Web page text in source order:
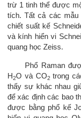
trừ 1 tinh thể được
tích. Tất cả các
chiết suất kế
và kính hiển vi
quang học Zeiss.
Phổ Raman
H2O và CO2 trong
thấy sự khác nhau
để xác định các bao
được bằng phổ kế